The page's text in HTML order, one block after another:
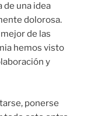
una idea
dolorosa.
de las
hemos visto
y
ponerse